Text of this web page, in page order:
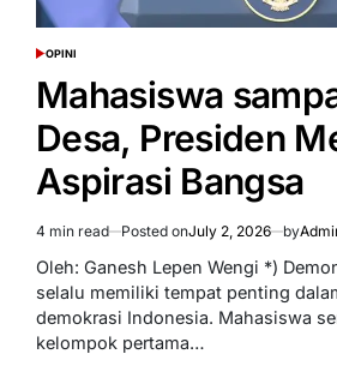
POSTED
OPINI
Mahasiswa
Desa, Presiden
Aspirasi Bangsa
Estimated
read
time
4 min read Posted onJuly 2, 2026 by
Oleh: Ganesh Lepen Wengi *)
selalu memiliki tempat penting
demokrasi Indonesia. Mahasiswa
kelompok pertama…